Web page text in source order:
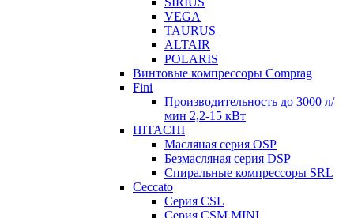
VEGA
TAURUS
ALTAIR
POLARIS
Винтовые компрессоры Comprag
Fini
Производительность до 3000 л/
мин 2,2-15 кВт
HITACHI
Масляная серия OSP
Безмасляная серия DSP
Спиральные компрессоры SRL
Ceccato
Серия CSL
Серия CSM MINI